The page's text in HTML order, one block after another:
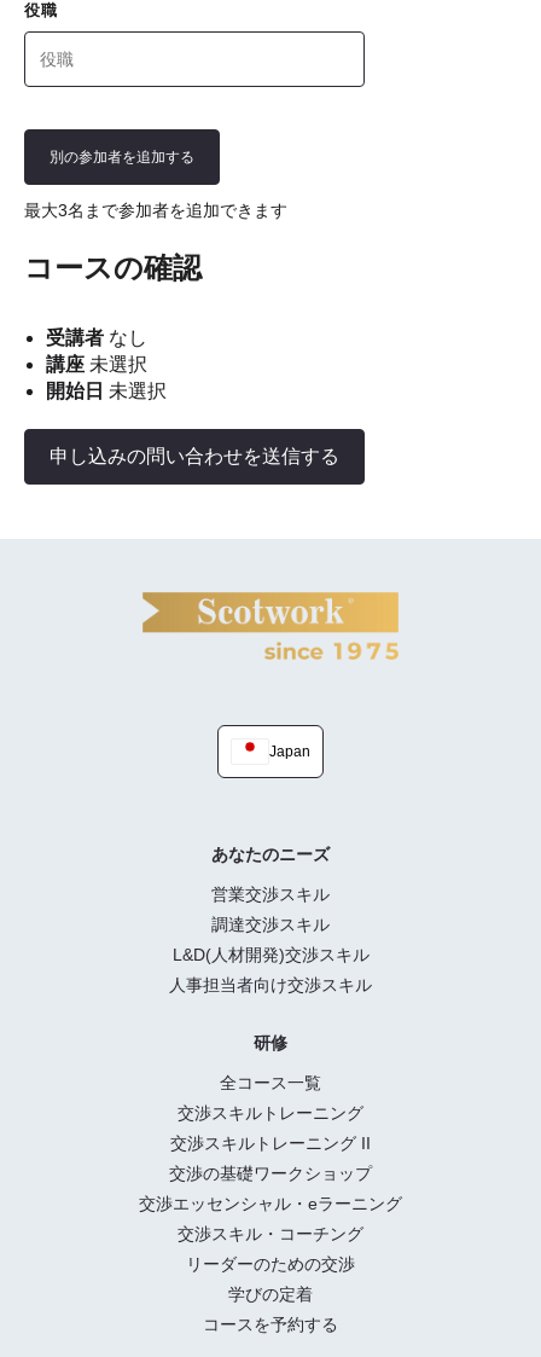
役職
別の参加者を追加する
最大3名まで参加者を追加できます
コースの確認
受講者 なし
講座 未選択
開始日 未選択
申し込みの問い合わせを送信する
Japan
あなたのニーズ
営業交渉スキル
調達交渉スキル
L&D(人材開発)交渉スキル
人事担当者向け交渉スキル
研修
全コース一覧
交渉スキルトレーニング
交渉スキルトレーニング II
交渉の基礎ワークショップ
交渉エッセンシャル・eラーニング
交渉スキル・コーチング
リーダーのための交渉
学びの定着
コースを予約する